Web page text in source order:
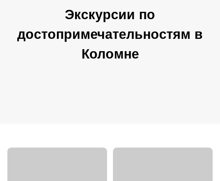
Экскурсии по
достопримечательностям в
Коломне